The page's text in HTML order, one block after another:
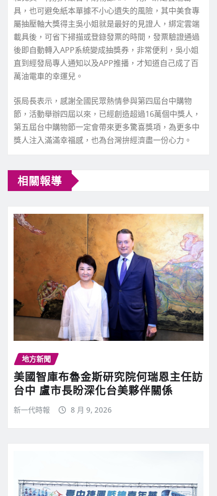
具，也可避免紙本單據不小心遺失的風險，其中美食專
屬抽壓軸大獎得主吳小姐就是最好的見證人，綁定雲端
載具後，可省下掃描或登錄發票的時間，發票驗證通過
後即自動轉入APP系統變成抽獎券，非常便利，吳小姐
直到經發局專人通知以及APP推播，才知道自己成了百
萬油電車的幸運兒。
張局長表示，感謝全國民眾熱情參與第四屆台中購物
節，活動舉辦四屆以來，已經創造超過16萬個中獎人，
第五屆台中購物節一定會帶來更多驚喜獎項，為更多中
獎人注入滿滿幸福感，也為台灣拚經濟盡一份心力。
相關報導
地方新聞
美國智庫布魯金斯研究院何瑞恩主任訪
台中 盧市長盼深化台美夥伴關係
新一代時報 8 月 9, 2026